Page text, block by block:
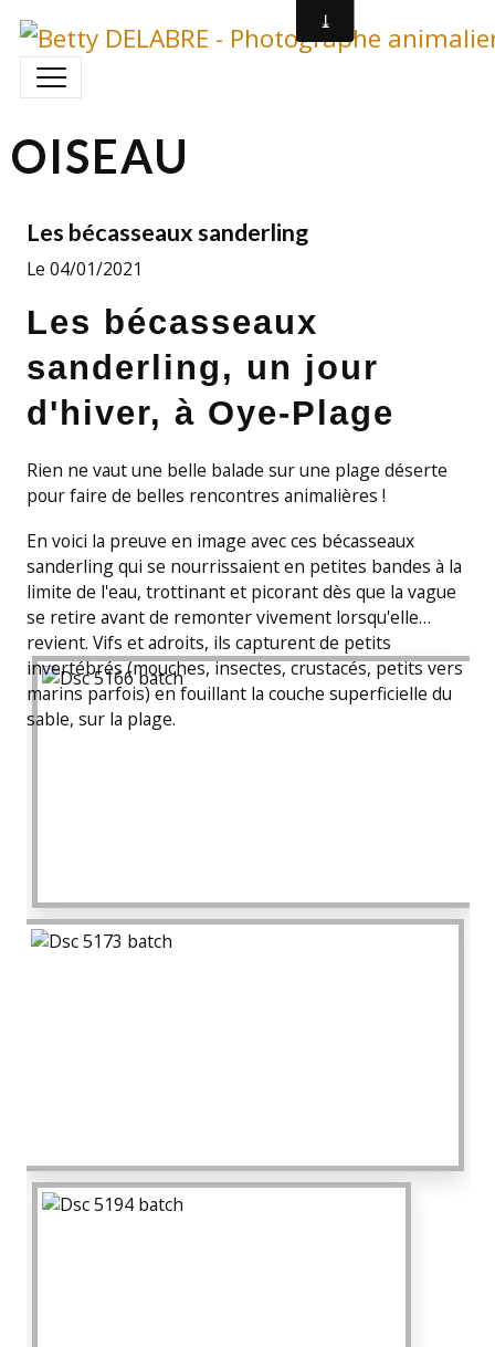
OISEAU
Les bécasseaux sanderling
Le 04/01/2021
Les bécasseaux
sanderling, un jour
d'hiver, à Oye-Plage
Rien ne vaut une belle balade sur une plage déserte
pour faire de belles rencontres animalières !
En voici la preuve en image avec ces bécasseaux
sanderling qui se nourrissaient en petites bandes à la
limite de l'eau, trottinant et picorant dès que la vague
se retire avant de remonter vivement lorsqu'elle
revient. Vifs et adroits, ils capturent de petits
invertébrés (mouches, insectes, crustacés, petits vers
marins parfois) en fouillant la couche superficielle du
sable, sur la plage.